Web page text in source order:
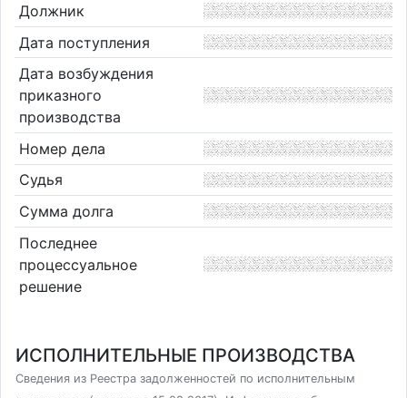
Должник
Дата поступления
Дата возбуждения
приказного
производства
Номер дела
Судья
Сумма долга
Последнее
процессуальное
решение
ИСПОЛНИТЕЛЬНЫЕ ПРОИЗВОДСТВА
Сведения из Реестра задолженностей по исполнительным